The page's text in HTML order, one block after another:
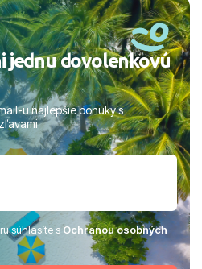
jednu dovolenkovú
u najlepšie ponuky s
súhlasíte sOchranou osobných